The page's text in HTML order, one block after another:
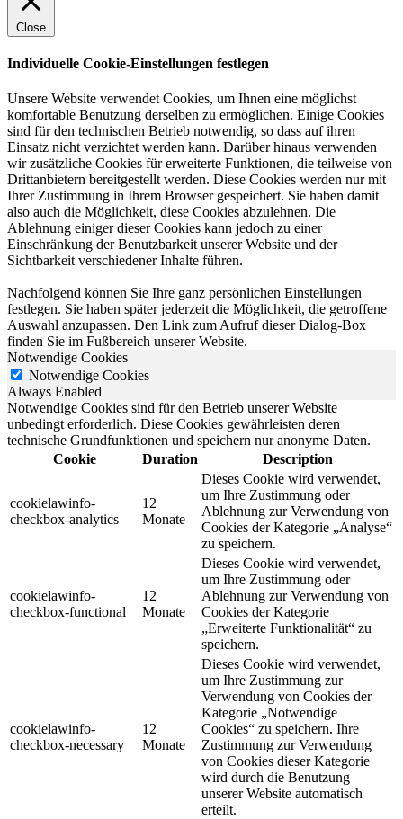
Close
Individuelle Cookie-Einstellungen festlegen
Unsere Website verwendet Cookies, um Ihnen eine möglichst
komfortable Benutzung derselben zu ermöglichen. Einige Cookies
sind für den technischen Betrieb notwendig, so dass auf ihren
Einsatz nicht verzichtet werden kann. Darüber hinaus verwenden
wir zusätzliche Cookies für erweiterte Funktionen, die teilweise von
Drittanbietern bereitgestellt werden. Diese Cookies werden nur mit
Ihrer Zustimmung in Ihrem Browser gespeichert. Sie haben damit
also auch die Möglichkeit, diese Cookies abzulehnen. Die
Ablehnung einiger dieser Cookies kann jedoch zu einer
Einschränkung der Benutzbarkeit unserer Website und der
Sichtbarkeit verschiedener Inhalte führen.
Nachfolgend können Sie Ihre ganz persönlichen Einstellungen
festlegen. Sie haben später jederzeit die Möglichkeit, die getroffene
Auswahl anzupassen. Den Link zum Aufruf dieser Dialog-Box
finden Sie im Fußbereich unserer Website.
Notwendige Cookies
Notwendige Cookies
Always Enabled
Notwendige Cookies sind für den Betrieb unserer Website
unbedingt erforderlich. Diese Cookies gewährleisten deren
technische Grundfunktionen und speichern nur anonyme Daten.
Cookie
Duration Description
cookielawinfo-
checkbox-analytics
12
Monate
Dieses Cookie wird verwendet,
um Ihre Zustimmung oder
Ablehnung zur Verwendung von
Cookies der Kategorie „Analyse“
zu speichern.
cookielawinfo-
checkbox-functional
12
Monate
Dieses Cookie wird verwendet,
um Ihre Zustimmung oder
Ablehnung zur Verwendung von
Cookies der Kategorie
„Erweiterte Funktionalität“ zu
speichern.
cookielawinfo-
checkbox-necessary
12
Monate
Dieses Cookie wird verwendet,
um Ihre Zustimmung zur
Verwendung von Cookies der
Kategorie „Notwendige
Cookies“ zu speichern. Ihre
Zustimmung zur Verwendung
von Cookies dieser Kategorie
wird durch die Benutzung
unserer Website automatisch
erteilt.